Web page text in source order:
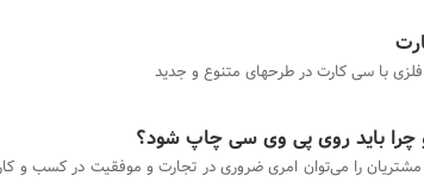
با سی کارت در طرحهای متنوع و جدید
باید روی پی وی سی چاپ شود؟
را می‌توان امری ضروری در تجارت و موفقیت در کسب و